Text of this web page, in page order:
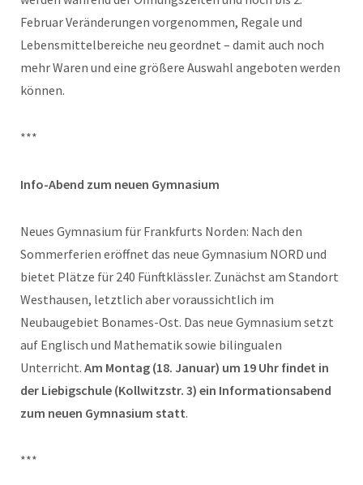
Februar Veränderungen vorgenommen, Regale und
Lebensmittelbereiche neu geordnet – damit auch noch
mehr Waren und eine größere Auswahl angeboten werden
können.
***
Info-Abend zum neuen Gymnasium
Neues Gymnasium für Frankfurts Norden: Nach den
Sommerferien eröffnet das neue Gymnasium NORD und
bietet Plätze für 240 Fünftklässler. Zunächst am Standort
Westhausen, letztlich aber voraussichtlich im
Neubaugebiet Bonames-Ost. Das neue Gymnasium setzt
auf Englisch und Mathematik sowie bilingualen
Unterricht. Am Montag (18. Januar) um 19 Uhr findet in
der Liebigschule (Kollwitzstr. 3) ein Informationsabend
zum neuen Gymnasium statt.
***